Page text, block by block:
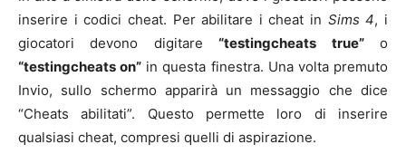
inserire i codici cheat. Per abilitare i cheat in Sims 4, i
giocatori devono digitare“testingcheats true”o
“testingcheats on” in questa finestra. Una volta premuto
Invio, sullo schermo apparirà un messaggio che dice
“Cheats abilitati”. Questo permette loro di inserire
qualsiasi cheat, compresi quelli di aspirazione.